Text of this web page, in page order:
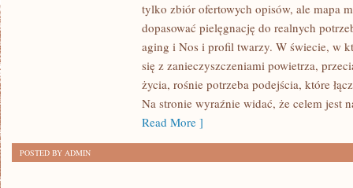
PRZECIWWSKAZANIA
ZABIEGÓW
PIELĘGNACJA
PO
ZABIEGACH
tylko zbiór ofertowych opisów, ale mapa
dopasować pielęgnację do realnych
aging i Nos i profil twarzy. W świecie, w
się z zanieczyszczeniami powietrza,
życia, rośnie potrzeba podejścia, które
Na stronie wyraźnie widać, że celem jest
Read More ]
POSTED BY ADMIN